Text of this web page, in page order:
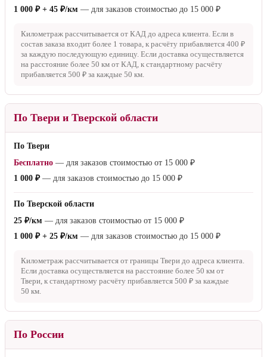
1 000 ₽ + 45 ₽/км — для заказов стоимостью до 15 000 ₽
Километраж рассчитывается от КАД до адреса клиента. Если в
состав заказа входит более 1 товара, к расчёту прибавляется 400 ₽
за каждую последующую единицу. Если доставка осуществляется
на расстояние более 50 км от КАД, к стандартному расчёту
прибавляется 500 ₽ за каждые 50 км.
По Твери и Тверской области
По Твери
Бесплатно — для заказов стоимостью от 15 000 ₽
1 000 ₽— для заказов стоимостью до 15 000 ₽
По Тверской области
25 ₽/км — для заказов стоимостью от 15 000 ₽
1 000 ₽ + 25 ₽/км — для заказов стоимостью до 15 000 ₽
Километраж рассчитывается от границы Твери до адреса клиента.
Если доставка осуществляется на расстояние более 50 км от
Твери, к стандартному расчёту прибавляется 500 ₽ за каждые
50 км.
По России